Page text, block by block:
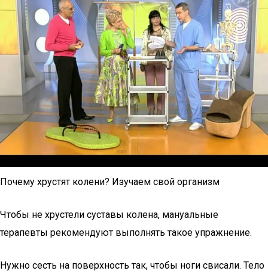
Почему хрустят колени? Изучаем свой организм
Чтобы не хрустели суставы колена, мануальные
терапевты рекомендуют выполнять такое упражнение.
Нужно сесть на поверхность так, чтобы ноги свисали. Тело